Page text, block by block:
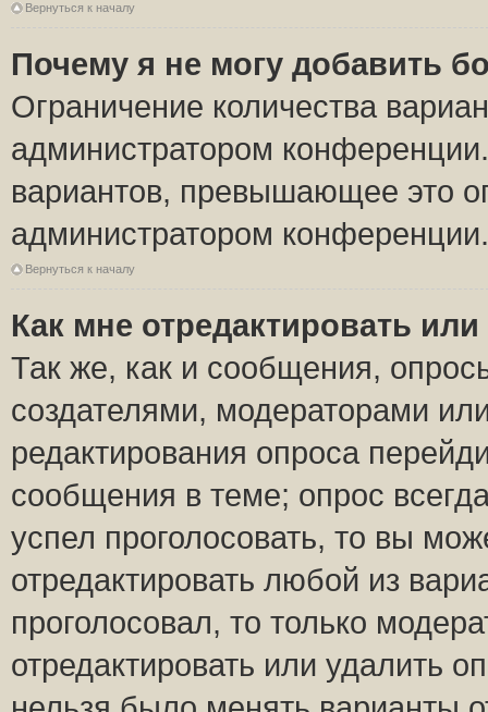
Вернуться к началу
Почему я не могу добавить
Ограничение количества
администратором
вариантов, превышающее это
администратором конференции.
Вернуться к началу
Как мне отредактировать
Так же, как и сообщения,
создателями, модераторами
редактирования опроса
сообщения в теме; опрос
успел проголосовать, то вы
отредактировать любой из
проголосовал, то только
отредактировать или удалить